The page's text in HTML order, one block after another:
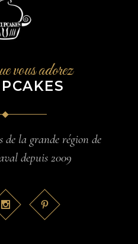
vous adorez
de la grande région de
depuis 2009